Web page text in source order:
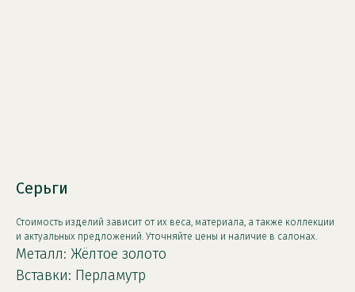
Серьги
Стоимость изделий зависит от их веса, материала, а также коллекции
и актуальных предложений. Уточняйте цены и наличие в салонах.
Металл: Жёлтое золото
Вставки: Перламутр